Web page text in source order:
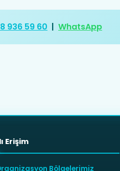
936 59 60 | WhatsApp
Erişim
Bölgelerimiz